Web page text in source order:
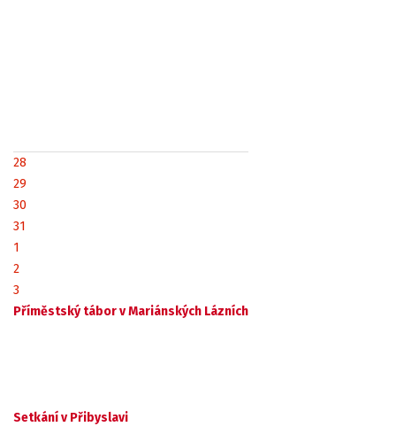
28
29
30
31
1
2
3
Příměstský tábor v Mariánských Lázních
Setkání v Přibyslavi